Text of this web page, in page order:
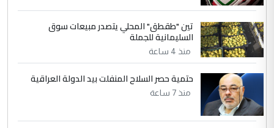
تين "طقطق" المحلي يتصدر مبيعات سوق
السليمانية للجملة
منذ 4 ساعة
حتمية حصر السلاح المنفلت بيد الدولة العراقية
منذ 7 ساعة